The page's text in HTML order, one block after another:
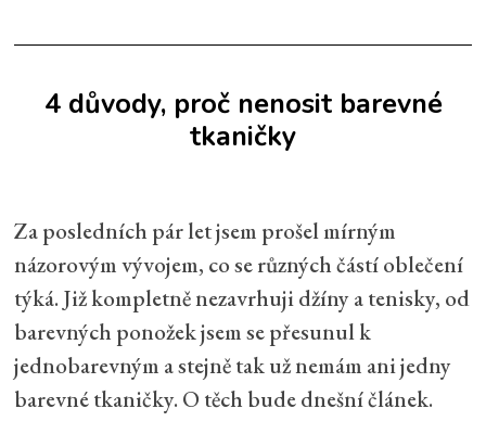
4 důvody, proč nenosit barevné
tkaničky
Za posledních pár let jsem prošel mírným
názorovým vývojem, co se různých částí oblečení
týká. Již kompletně nezavrhuji džíny a tenisky, od
barevných ponožek jsem se přesunul k
jednobarevným a stejně tak už nemám ani jedny
barevné tkaničky. O těch bude dnešní článek.